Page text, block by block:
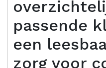
passende
een
zorg voor